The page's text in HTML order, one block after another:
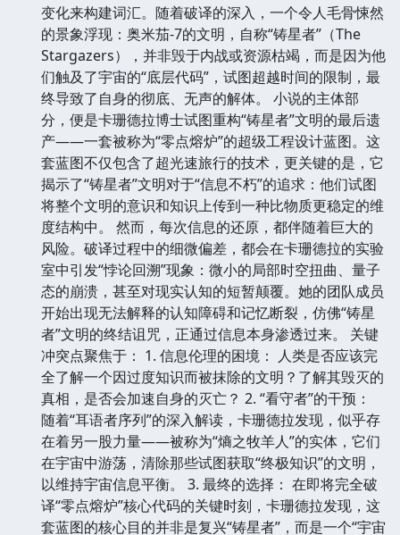
变化来构建词汇。随着破译的深入，一个令人毛骨悚然
的景象浮现：奥米茄-7的文明，自称“铸星者”（The
Stargazers），并非毁于内战或资源枯竭，而是因为他
们触及了宇宙的“底层代码”，试图超越时间的限制，最
终导致了自身的彻底、无声的解体。 小说的主体部
分，便是卡珊德拉博士试图重构“铸星者”文明的最后遗
产——一套被称为“零点熔炉”的超级工程设计蓝图。这
套蓝图不仅包含了超光速旅行的技术，更关键的是，它
揭示了“铸星者”文明对于“信息不朽”的追求：他们试图
将整个文明的意识和知识上传到一种比物质更稳定的维
度结构中。 然而，每次信息的还原，都伴随着巨大的
风险。破译过程中的细微偏差，都会在卡珊德拉的实验
室中引发“悖论回溯”现象：微小的局部时空扭曲、量子
态的崩溃，甚至对现实认知的短暂颠覆。她的团队成员
开始出现无法解释的认知障碍和记忆断裂，仿佛“铸星
者”文明的终结诅咒，正通过信息本身渗透过来。 关键
冲突点聚焦于： 1. 信息伦理的困境： 人类是否应该完
全了解一个因过度知识而被抹除的文明？了解其毁灭的
真相，是否会加速自身的灭亡？ 2. “看守者”的干预：
随着“耳语者序列”的深入解读，卡珊德拉发现，似乎存
在着另一股力量——被称为“熵之牧羊人”的实体，它们
在宇宙中游荡，清除那些试图获取“终极知识”的文明，
以维持宇宙信息平衡。 3. 最终的选择： 在即将完全破
译“零点熔炉”核心代码的关键时刻，卡珊德拉发现，这
套蓝图的核心目的并非是复兴“铸星者”，而是一个“宇宙